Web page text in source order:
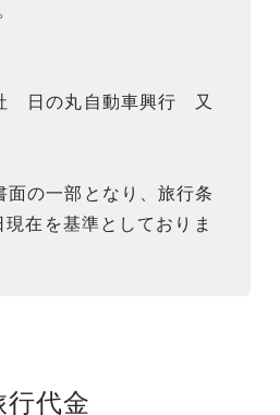
日の丸自動車興行 又
面の一部となり、旅行条
在を基準としておりま
行代金